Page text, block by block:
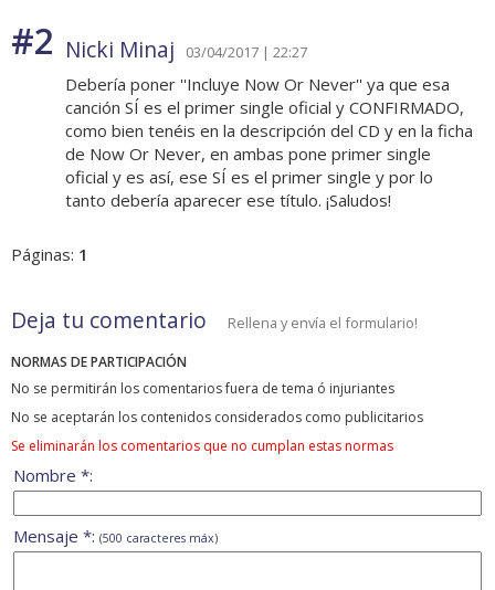
#2 Nicki Minaj 03/04/2017 | 22:27
Debería poner ''Incluye Now Or Never'' ya que esa
canción SÍ es el primer single oficial y CONFIRMADO,
como bien tenéis en la descripción del CD y en la ficha
de Now Or Never, en ambas pone primer single
oficial y es así, ese SÍ es el primer single y por lo
tanto debería aparecer ese título. ¡Saludos!
Páginas: 1
Deja tu comentario Rellena y envía el formulario!
NORMAS DE PARTICIPACIÓN
No se permitirán los comentarios fuera de tema ó injuriantes
No se aceptarán los contenidos considerados como publicitarios
Se eliminarán los comentarios que no cumplan estas normas
Nombre *:
Mensaje *: (500 caracteres máx)